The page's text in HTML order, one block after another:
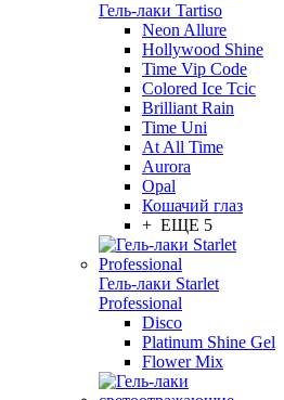
Гель-лаки Tartiso
Neon Allure
Hollywood Shine
Time Vip Code
Colored Ice Tcic
Brilliant Rain
Time Uni
At All Time
Aurora
Opal
Кошачий глаз
+ ЕЩЕ 5
Гель-лаки Starlet
Professional
Disco
Platinum Shine Gel
Flower Mix